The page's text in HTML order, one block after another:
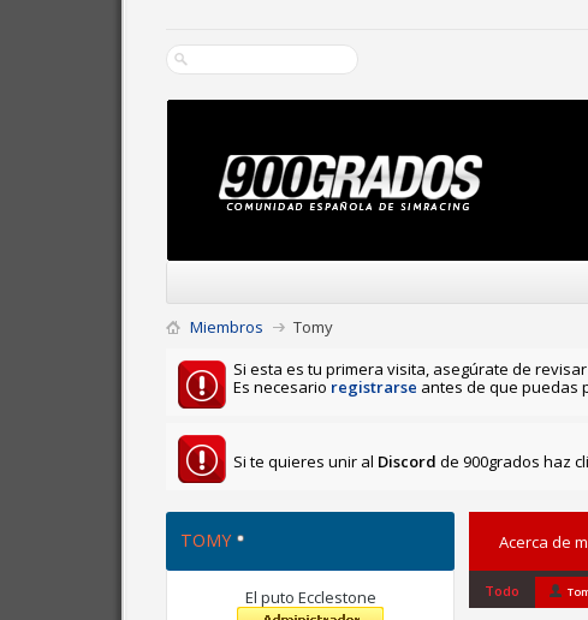
Miembros
Tomy
Si esta es tu primera visita, asegúrate de
Es necesario registrarse antes de que puedas
Si te quieres unir al Discord de 900grados haz
TOMY
El puto Ecclestone
Acerca de
Todo